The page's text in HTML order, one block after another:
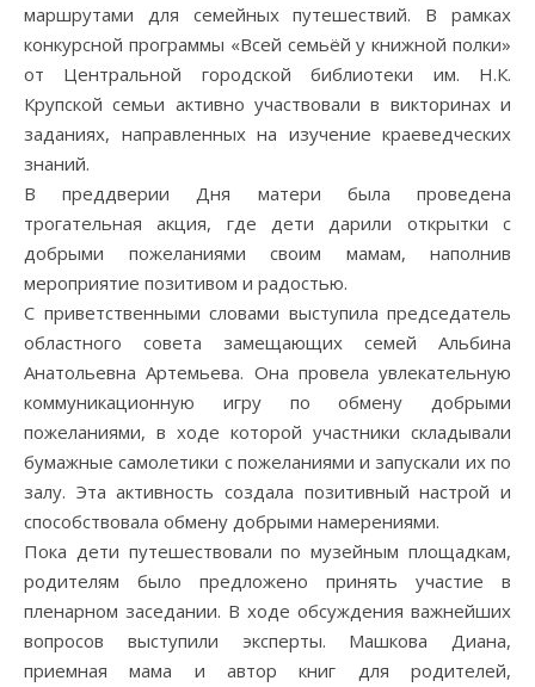
маршрутами для семейных путешествий. В рамках
конкурсной программы «Всей семьёй у книжной полки»
от Центральной городской библиотеки им. Н.К.
Крупской семьи активно участвовали в викторинах и
заданиях, направленных на изучение краеведческих
знаний.
В преддверии Дня матери была проведена
трогательная акция, где дети дарили открытки с
добрыми пожеланиями своим мамам, наполнив
мероприятие позитивом и радостью.
С приветственными словами выступила председатель
областного совета замещающих семей Альбина
Анатольевна Артемьева. Она провела увлекательную
коммуникационную игру по обмену добрыми
пожеланиями, в ходе которой участники складывали
бумажные самолетики с пожеланиями и запускали их по
залу. Эта активность создала позитивный настрой и
способствовала обмену добрыми намерениями.
Пока дети путешествовали по музейным площадкам,
родителям было предложено принять участие в
пленарном заседании. В ходе обсуждения важнейших
вопросов выступили эксперты. Машкова Диана,
приемная мама и автор книг для родителей,